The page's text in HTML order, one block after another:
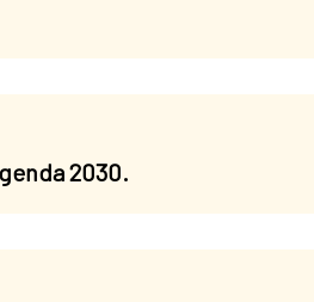
2030.